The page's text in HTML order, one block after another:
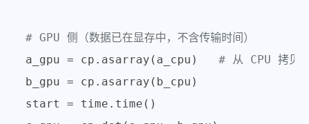
# GPU 侧（数据已在显存中，不含传输时间）
a_gpu = cp.asarray(a_cpu) # 从 CPU 拷贝
b_gpu = cp.asarray(b_cpu)
start = time.time()